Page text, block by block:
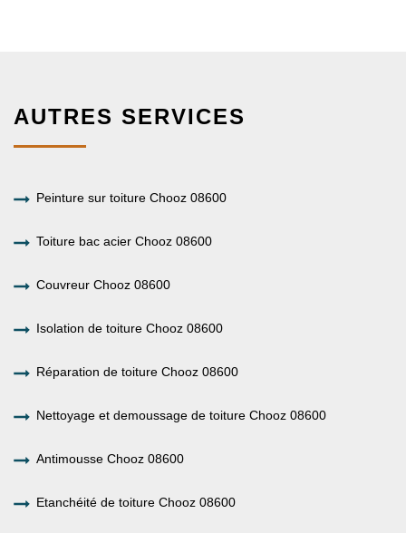
AUTRES SERVICES
Peinture sur toiture Chooz 08600
Toiture bac acier Chooz 08600
Couvreur Chooz 08600
Isolation de toiture Chooz 08600
Réparation de toiture Chooz 08600
Nettoyage et demoussage de toiture Chooz 08600
Antimousse Chooz 08600
Etanchéité de toiture Chooz 08600